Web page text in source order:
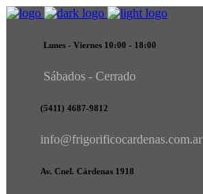
Lunes - Viernes 10:00 - 18:00
Sábados - Cerrado
(5411) 4687-9812
info@frigorificocardenas.com.ar
Av. Cnel. Cárdenas 1918